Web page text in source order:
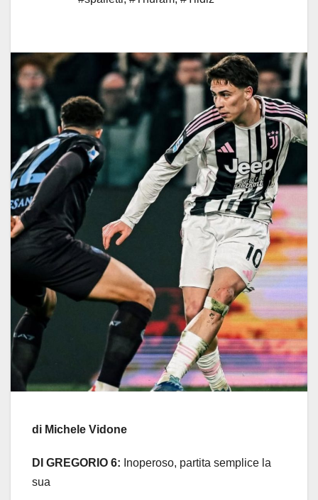
di Michele Vidone
DI GREGORIO 6: Inoperoso, partita semplice la
sua